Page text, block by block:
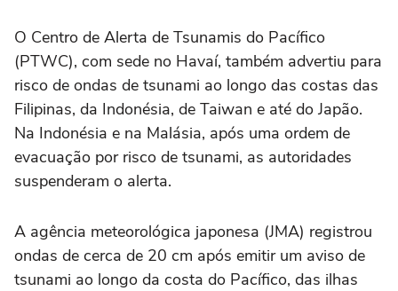
O Centro de Alerta de Tsunamis do Pacífico
(PTWC), com sede no Havaí, também advertiu para
risco de ondas de tsunami ao longo das costas das
Filipinas, da Indonésia, de Taiwan e até do Japão.
Na Indonésia e na Malásia, após uma ordem de
evacuação por risco de tsunami, as autoridades
suspenderam o alerta.
A agência meteorológica japonesa (JMA) registrou
ondas de cerca de 20 cm após emitir um aviso de
tsunami ao longo da costa do Pacífico, das ilhas